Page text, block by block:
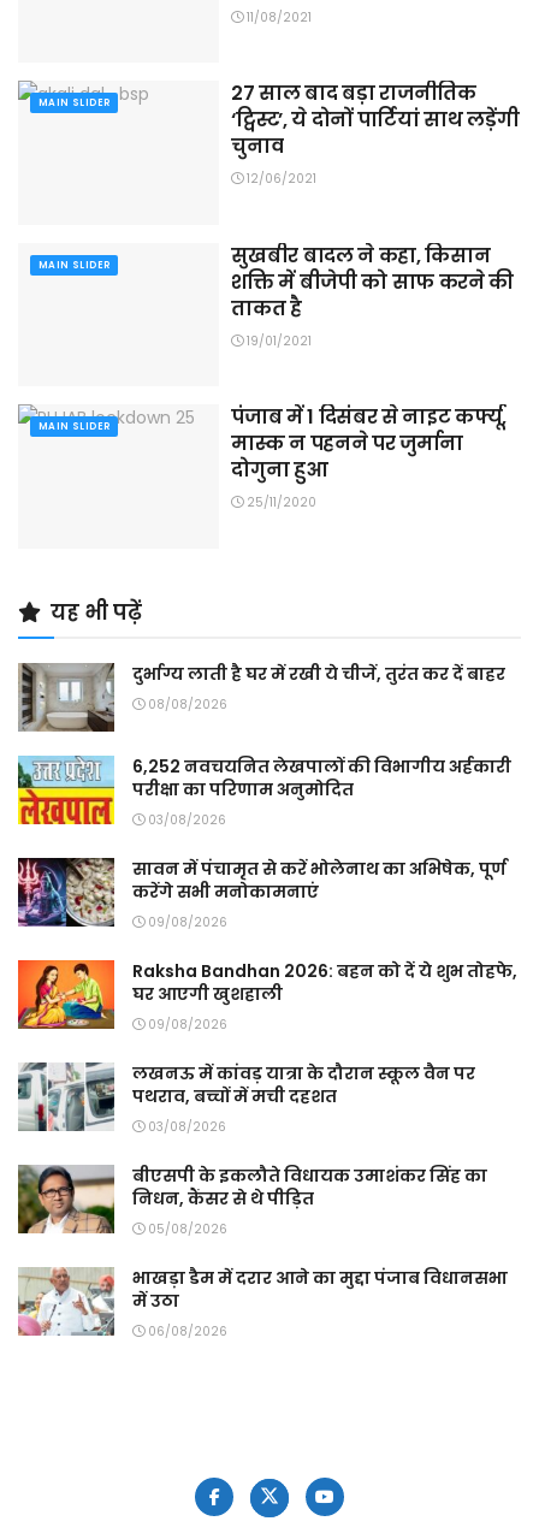
11/08/2021
MAIN SLIDER
27 साल बाद बड़ा राजनीतिक
‘ट्विस्ट’, ये दोनों पार्टियां साथ लड़ेंगी
चुनाव
12/06/2021
MAIN SLIDER
सुखबीर बादल ने कहा, किसान
शक्ति में बीजेपी को साफ करने की
ताकत है
19/01/2021
MAIN SLIDER
पंजाब में 1 दिसंबर से नाइट कर्फ्यू,
मास्क न पहनने पर जुर्माना
दोगुना हुआ
25/11/2020
यह भी पढ़ें
दुर्भाग्य लाती है घर में रखी ये चीजें, तुरंत कर दें बाहर
08/08/2026
6,252 नवचयनित लेखपालों की विभागीय अर्हकारी
परीक्षा का परिणाम अनुमोदित
03/08/2026
सावन में पंचामृत से करें भोलेनाथ का अभिषेक, पूर्ण
करेंगे सभी मनोकामनाएं
09/08/2026
Raksha Bandhan 2026: बहन को दें ये शुभ तोहफे,
घर आएगी खुशहाली
09/08/2026
लखनऊ में कांवड़ यात्रा के दौरान स्कूल वैन पर
पथराव, बच्चों में मची दहशत
03/08/2026
बीएसपी के इकलौते विधायक उमाशंकर सिंह का
निधन, कैंसर से थे पीड़ित
05/08/2026
भाखड़ा डैम में दरार आने का मुद्दा पंजाब विधानसभा
में उठा
06/08/2026